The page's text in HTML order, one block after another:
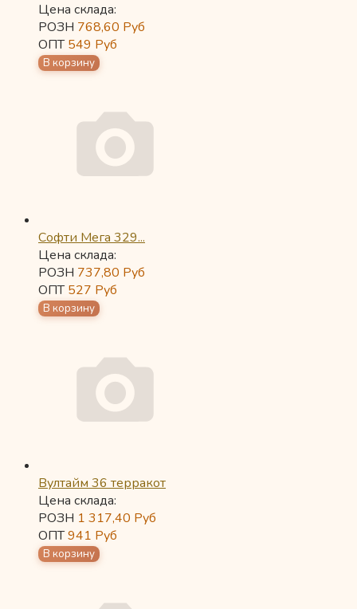
Цена склада:
РОЗН 768,60 Руб
ОПТ549 Руб
Софти Мега 329...
Цена склада:
РОЗН 737,80 Руб
ОПТ527 Руб
Вултайм 36 терракот
Цена склада:
РОЗН 1 317,40 Руб
ОПТ941 Руб